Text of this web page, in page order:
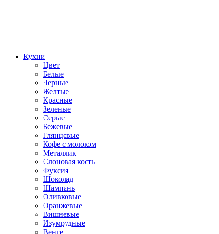
Кухни
Цвет
Белые
Черные
Желтые
Красные
Зеленые
Серые
Бежевые
Глянцевые
Кофе с молоком
Металлик
Слоновая кость
Фуксия
Шоколад
Шампань
Оливковые
Оранжевые
Вишневые
Изумрудные
Венге